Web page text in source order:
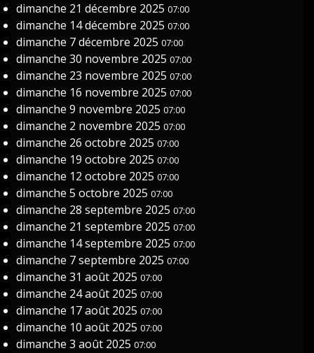
dimanche 21 décembre 202507:00
dimanche 14 décembre 202507:00
dimanche 7 décembre 202507:00
dimanche 30 novembre 202507:00
dimanche 23 novembre 202507:00
dimanche 16 novembre 202507:00
dimanche 9 novembre 202507:00
dimanche 2 novembre 202507:00
dimanche 26 octobre 202507:00
dimanche 19 octobre 202507:00
dimanche 12 octobre 202507:00
dimanche 5 octobre 202507:00
dimanche 28 septembre 202507:00
dimanche 21 septembre 202507:00
dimanche 14 septembre 202507:00
dimanche 7 septembre 202507:00
dimanche 31 août 202507:00
dimanche 24 août 202507:00
dimanche 17 août 202507:00
dimanche 10 août 202507:00
dimanche 3 août 202507:00